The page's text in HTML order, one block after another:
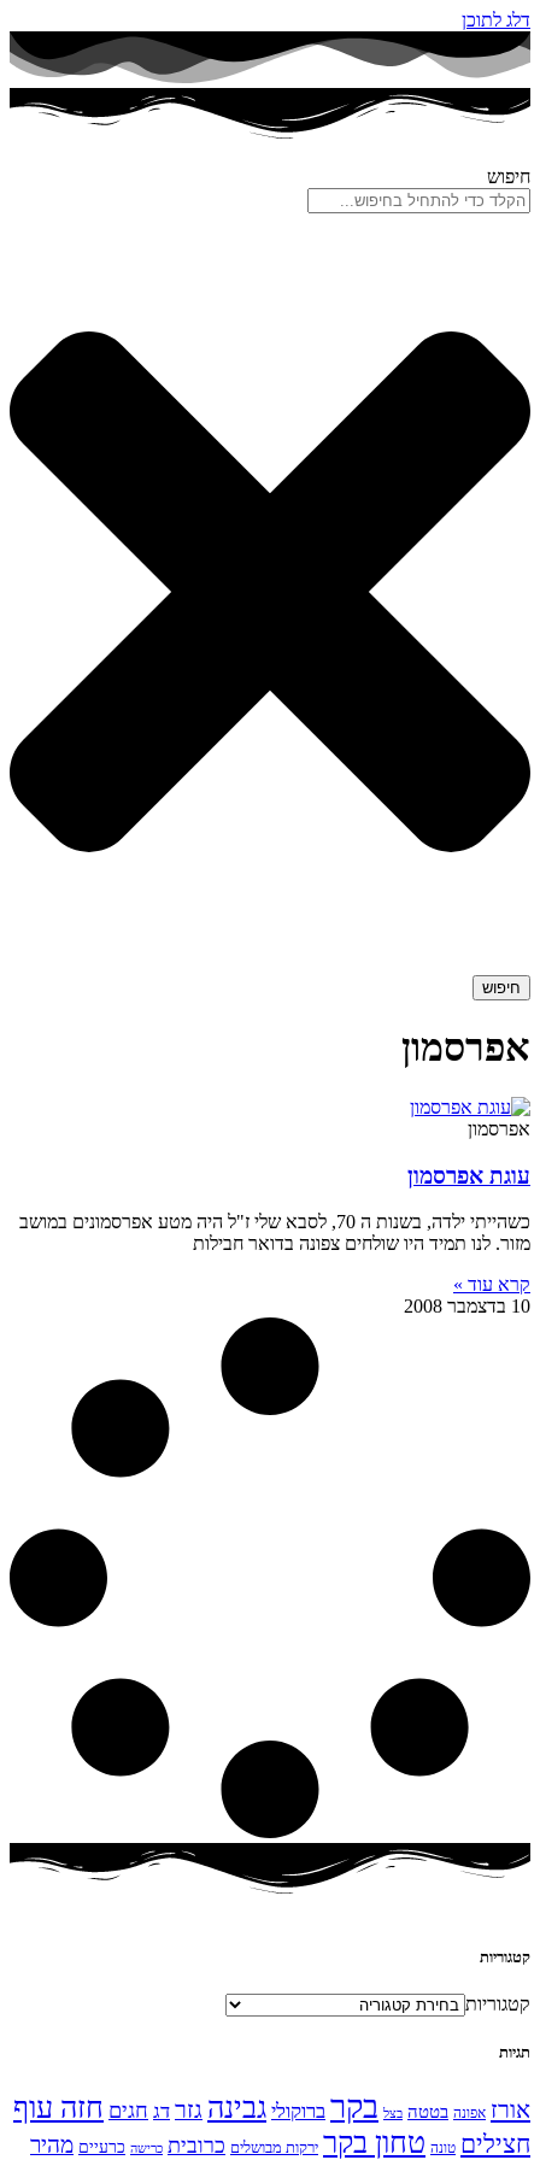
דלג לתוכן
חיפוש
חיפוש
אפרסמון
אפרסמון
עוגת אפרסמון
כשהייתי ילדה, בשנות ה 70, לסבא שלי ז"ל היה מטע אפרסמונים במושב
מזור. לנו תמיד היו שולחים צפונה בדואר חבילות
קרא עוד »
10 בדצמבר 2008
קטגוריות
קטגוריות
תגיות
אורז אפונה בטטה בצל בקר ברוקולי גבינה גזר דג חגים חזה עוף
חצילים טונה טחון בקר ירקות מבושלים כרובית כרישה כרעיים מהיר